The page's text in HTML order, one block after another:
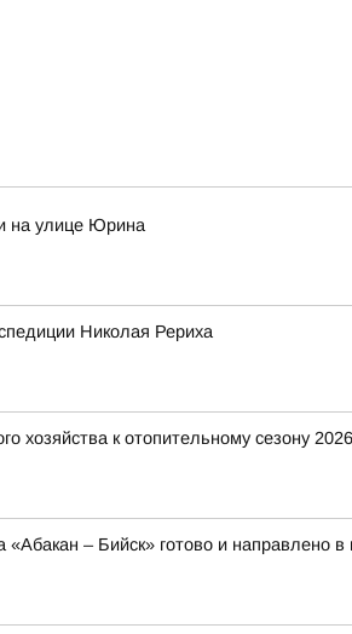
на улице Юрина
Николая Рериха
хозяйства к отопительному сезону
– Бийск» готово и направлено